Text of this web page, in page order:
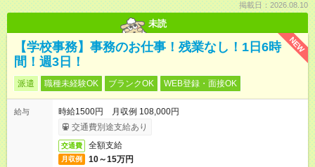
掲載日：2026.08.10
未読
NEW
【学校事務】事務のお仕事！残業なし！1日6時
間！週3日！
派遣 職種未経験OK ブランクOK WEB登録・面接OK
給与
時給1500円 月収例 108,000円
交通費別途支給あり
交通費 全額支給
月収例 10～15万円